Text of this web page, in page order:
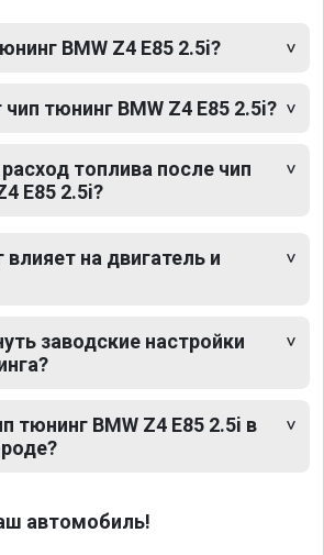
BMW Z4 E85 2.5i?
тюнинг BMW Z4 E85 2.5i?
топлива после чип
E85 2.5i?
влияет на двигатель и
заводские настройки
тюнинг BMW Z4 E85 2.5i в
автомобиль!